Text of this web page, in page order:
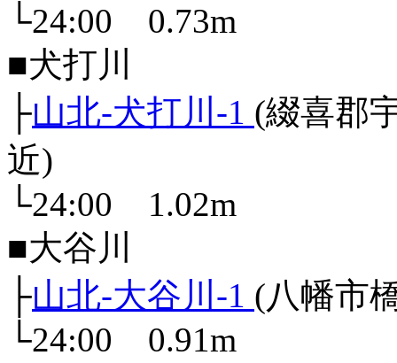
└24:00 0.73m
■犬打川
├山北-犬打川-1 (綴喜郡
近)
└24:00 1.02m
■大谷川
├山北-大谷川-1 (八幡市
└24:00 0.91m